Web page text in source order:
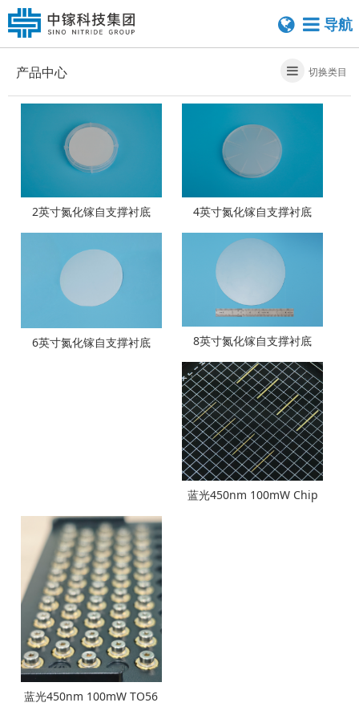
导航
产品中心 切换类目
2英寸氮化镓自支撑衬底 4英寸氮化镓自支撑衬底
6英寸氮化镓自支撑衬底 8英寸氮化镓自支撑衬底
蓝光450nm 100mW Chip
蓝光450nm 100mW TO56